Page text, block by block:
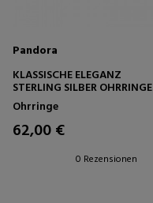
Pandora
KLASSISCHE ELEGANZ
STERLING SILBER OHRRINGE
296272CZ
Ohrringe
62,00 €
0 Rezensionen